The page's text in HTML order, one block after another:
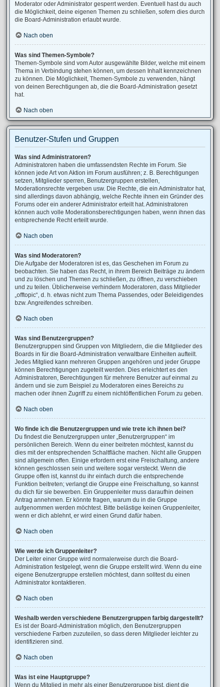
Moderator oder Administrator gesperrt werden. Eventuell hast du auch
die Möglichkeit, deine eigenen Themen zu schließen, sofern dies durch
die Board-Administration erlaubt wurde.
Nach oben
Was sind Themen-Symbole?
Themen-Symbole sind vom Autor ausgewählte Bilder, welche mit einem
Thema in Verbindung stehen können, um dessen Inhalt kennzeichnen
zu können. Die Möglichkeit, Themen-Symbole zu verwenden, hängt
von deinen Berechtigungen ab, die die Board-Administration gesetzt
hat.
Nach oben
Benutzer-Stufen und Gruppen
Was sind Administratoren?
Administratoren haben die umfassendsten Rechte im Forum. Sie
können jede Art von Aktion im Forum ausführen; z. B. Berechtigungen
setzen, Mitglieder sperren, Benutzergruppen erstellen,
Moderationsrechte vergeben usw. Die Rechte, die ein Administrator hat,
sind allerdings davon abhängig, welche Rechte ihnen ein Gründer des
Forums oder ein anderer Administrator erteilt hat. Administratoren
können auch volle Moderationsberechtigungen haben, wenn ihnen das
entsprechende Recht erteilt wurde.
Nach oben
Was sind Moderatoren?
Die Aufgabe der Moderatoren ist es, das Geschehen im Forum zu
beobachten. Sie haben das Recht, in ihrem Bereich Beiträge zu ändern
und zu löschen und Themen zu schließen, zu öffnen, zu verschieben
und zu teilen. Üblicherweise verhindern Moderatoren, dass Mitglieder
„offtopic“, d. h. etwas nicht zum Thema Passendes, oder Beleidigendes
bzw. Angreifendes schreiben.
Nach oben
Was sind Benutzergruppen?
Benutzergruppen sind Gruppen von Mitgliedern, die die Mitglieder des
Boards in für die Board-Administration verwaltbare Einheiten aufteilt.
Jedes Mitglied kann mehreren Gruppen angehören und jeder Gruppe
können Berechtigungen zugeteilt werden. Dies erleichtert es den
Administratoren, Berechtigungen für mehrere Benutzer auf einmal zu
ändern und sie zum Beispiel zu Moderatoren eines Bereichs zu
machen oder ihnen Zugriff zu einem nichtöffentlichen Forum zu geben.
Nach oben
Wo finde ich die Benutzergruppen und wie trete ich ihnen bei?
Du findest die Benutzergruppen unter „Benutzergruppen“ im
persönlichen Bereich. Wenn du einer beitreten möchtest, kannst du
dies mit der entsprechenden Schaltfläche machen. Nicht alle Gruppen
sind allgemein offen. Einige erfordern erst eine Freischaltung, andere
können geschlossen sein und weitere sogar versteckt. Wenn die
Gruppe offen ist, kannst du ihr einfach durch die entsprechende
Funktion beitreten; verlangt die Gruppe eine Freischaltung, so kannst
du dich für sie bewerben. Ein Gruppenleiter muss daraufhin deinen
Antrag annehmen. Er könnte fragen, warum du in die Gruppe
aufgenommen werden möchtest. Bitte belästige keinen Gruppenleiter,
wenn er dich ablehnt, er wird einen Grund dafür haben.
Nach oben
Wie werde ich Gruppenleiter?
Der Leiter einer Gruppe wird normalerweise durch die Board-
Administration festgelegt, wenn die Gruppe erstellt wird. Wenn du eine
eigene Benutzergruppe erstellen möchtest, dann solltest du einen
Administrator kontaktieren.
Nach oben
Weshalb werden verschiedene Benutzergruppen farbig dargestellt?
Es ist der Board-Administration möglich, den Benutzergruppen
verschiedene Farben zuzuteilen, so dass deren Mitglieder leichter zu
identifizieren sind.
Nach oben
Was ist eine Hauptgruppe?
Wenn du Mitglied in mehr als einer Benutzergruppe bist, dient die